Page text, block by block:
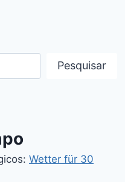
Pesquisar
Wetter für 30